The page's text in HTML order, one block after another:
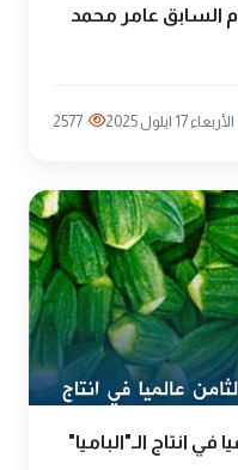
السابق عامر محمد
الأربعاء 17 ايلول 2025 2577
في انتاج الـ"الباميا"